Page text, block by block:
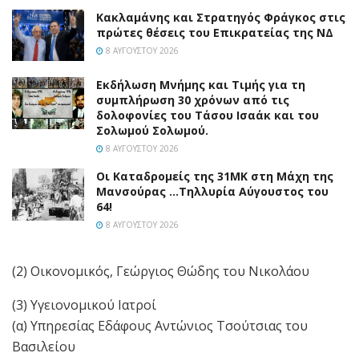
Κακλαμάνης και Στρατηγός Φράγκος στις
πρώτες θέσεις του Επικρατείας της ΝΔ
8 ΑΥΓΟΎΣΤΟΥ 2026
Εκδήλωση Μνήμης και Τιμής για τη
συμπλήρωση 30 χρόνων από τις
δολοφονίες του Τάσου Ισαάκ και του
Σολωμού Σολωμού.
8 ΑΥΓΟΎΣΤΟΥ 2026
Οι Καταδρομείς της 31ΜΚ στη Mάχη της
Μανσούρας …Τηλλυρία Αύγουστος του
64!
8 ΑΥΓΟΎΣΤΟΥ 2026
(2) Οικονομικός, Γεώργιος Θώδης του Νικολάου
(3) Υγειονομικού Ιατροί
(α) Υπηρεσίας Εδάφους Αντώνιος Τσούτσιας του
Βασιλείου